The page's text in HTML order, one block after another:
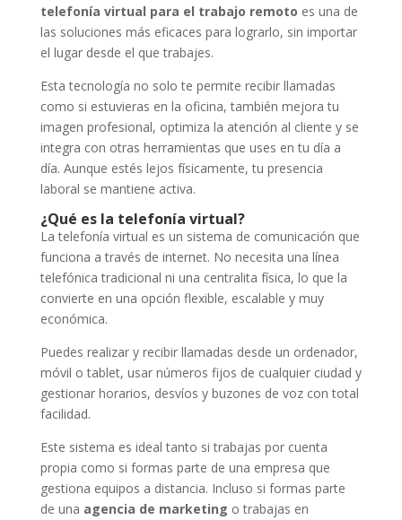
telefonía virtual para el trabajo remoto es una de
las soluciones más eficaces para lograrlo, sin importar
el lugar desde el que trabajes.
Esta tecnología no solo te permite recibir llamadas
como si estuvieras en la oficina, también mejora tu
imagen profesional, optimiza la atención al cliente y se
integra con otras herramientas que uses en tu día a
día. Aunque estés lejos físicamente, tu presencia
laboral se mantiene activa.
¿Qué es la telefonía virtual?
La telefonía virtual es un sistema de comunicación que
funciona a través de internet. No necesita una línea
telefónica tradicional ni una centralita física, lo que la
convierte en una opción flexible, escalable y muy
económica.
Puedes realizar y recibir llamadas desde un ordenador,
móvil o tablet, usar números fijos de cualquier ciudad y
gestionar horarios, desvíos y buzones de voz con total
facilidad.
Este sistema es ideal tanto si trabajas por cuenta
propia como si formas parte de una empresa que
gestiona equipos a distancia. Incluso si formas parte
de una agencia de marketing o trabajas en